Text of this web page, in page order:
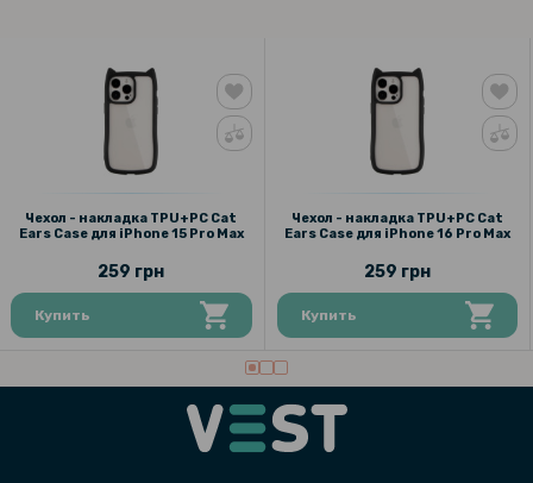
Чехол - накладка TPU+PC Cat
Ears Case для iPhone 15 Pro Max
259 грн
Купить
Чехол - накладка TPU+PC Cat
Ears Case для iPhone 16 Pro Max
259 грн
Купить